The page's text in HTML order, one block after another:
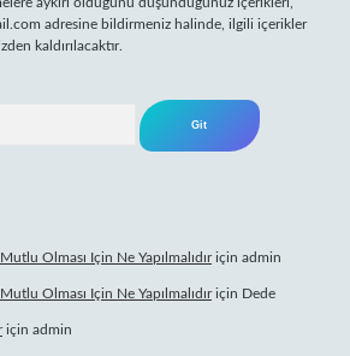
adresine bildirmeniz halinde, ilgili içerikler
kaldırılacaktır.
Olması Için Ne Yapılmalıdıriçin admin
Olması Için Ne Yapılmalıdıriçin Dede
için admin